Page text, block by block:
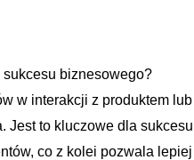
biznesowego?
w​ interakcji z ‌produktem lub⁢
Jest to kluczowe⁢ dla‍ sukcesu⁣
co z kolei pozwala lepiej